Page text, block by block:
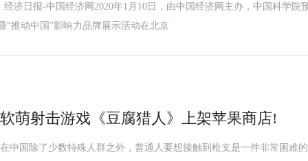
经济日报-中国经济网2020年1月10日，由中国经济网主办，中国科学
“推动中国”影响力品牌展示活动在北京
软萌射击游戏《豆腐猎人》上架苹果商店!
在中国除了少数特殊人群之外，普通人要想接触到枪支是一件非常困难